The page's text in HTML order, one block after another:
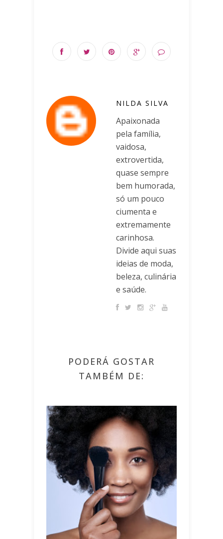
NILDA SILVA
Apaixonada
pela família,
vaidosa,
extrovertida,
quase sempre
bem humorada,
só um pouco
ciumenta e
extremamente
carinhosa.
Divide aqui suas
ideias de moda,
beleza, culinária
e saúde.
PODERÁ GOSTAR
TAMBÉM DE: